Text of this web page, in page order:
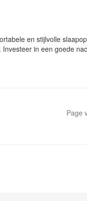
en stijlvolle
in een goede
Page